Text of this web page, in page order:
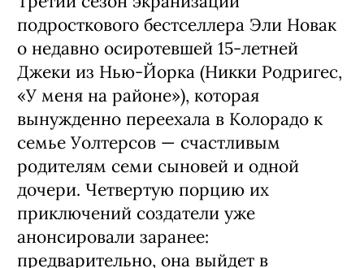
эпизодов: первый вышел в 2024 году,
второй стартует в 2026-м.
С 5 августа, Netflix